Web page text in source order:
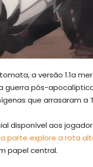
a versão 1.1a
guerra pós-
que arrasaram a
disponível aos
parte explore a rota
papel central.